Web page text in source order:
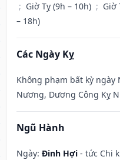
; Giờ Tỵ (9h – 10h) ; Giờ
– 18h)
Các Ngày Kỵ
Không phạm bất kỳ ngày
Nương, Dương Công Kỵ
Ngũ Hành
Ngày: Đinh Hợi - tức Chi